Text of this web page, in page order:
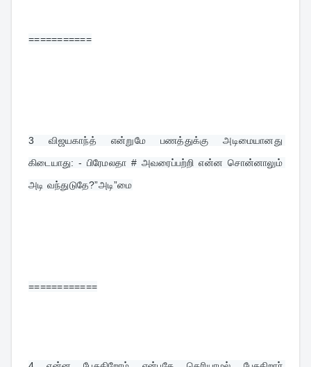
===========
3 விஜயகாந்த் என்றுமே பணத்துக்கு அடிமையானது
கிடையாது: - பிரேமலதா # அவரைப்பற்றி என்ன சொன்னாலும்
அடி வந்துடுதே?”அடி”மை
============